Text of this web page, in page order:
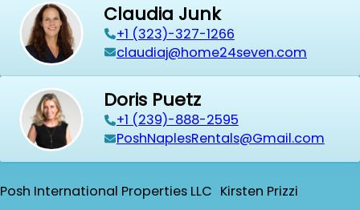
Claudia Junk
+1 (323)-327-1266
claudiaj@home24seven.com
Doris Puetz
+1 (239)-888-2595
PoshNaplesRentals@Gmail.com
Posh International Properties LLC Kirsten Prizzi